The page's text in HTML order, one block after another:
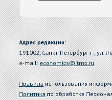
Адрес редакции:
191002, Санкт-Петербург г., ул.
e-mail:economics@itmo.ru
Правилаиспользования
Политикапо обработке